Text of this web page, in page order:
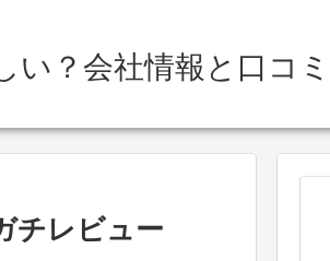
い？会社情報と口コミ
チレビュー